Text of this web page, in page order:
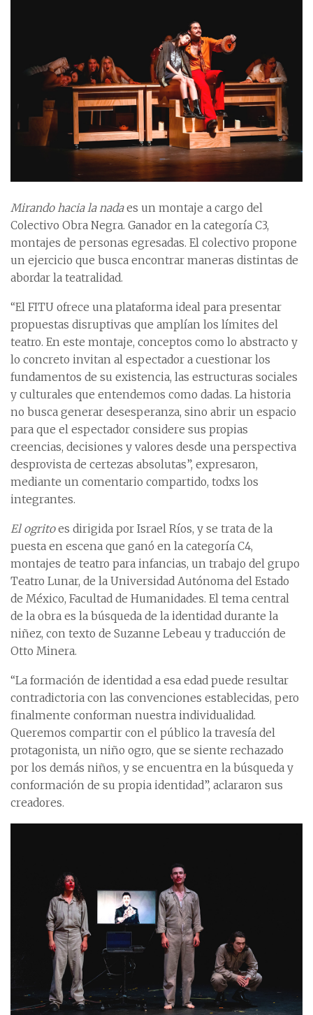
Mirando hacia la nadaes un montaje a cargo del
Colectivo Obra Negra. Ganador en la categoría C3,
montajes de personas egresadas. El colectivo propone
un ejercicio que busca encontrar maneras distintas de
abordar la teatralidad.
“El FITU ofrece una plataforma ideal para presentar
propuestas disruptivas que amplían los límites del
teatro. En este montaje, conceptos como lo abstracto y
lo concreto invitan al espectador a cuestionar los
fundamentos de su existencia, las estructuras sociales
y culturales que entendemos como dadas. La historia
no busca generar desesperanza, sino abrir un espacio
para que el espectador considere sus propias
creencias, decisiones y valores desde una perspectiva
desprovista de certezas absolutas”, expresaron,
mediante un comentario compartido, todxs los
integrantes.
El ogritoes dirigida por Israel Ríos, y se trata de la
puesta en escena que ganó en la categoría C4,
montajes de teatro para infancias, un trabajo del grupo
Teatro Lunar, de la Universidad Autónoma del Estado
de México, Facultad de Humanidades. El tema central
de la obra es la búsqueda de la identidad durante la
niñez, con texto de Suzanne Lebeau y traducción de
Otto Minera.
“La formación de identidad a esa edad puede resultar
contradictoria con las convenciones establecidas, pero
finalmente conforman nuestra individualidad.
Queremos compartir con el público la travesía del
protagonista, un niño ogro, que se siente rechazado
por los demás niños, y se encuentra en la búsqueda y
conformación de su propia identidad”, aclararon sus
creadores.